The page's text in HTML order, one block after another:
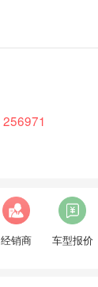
256971
经销商 车型报价